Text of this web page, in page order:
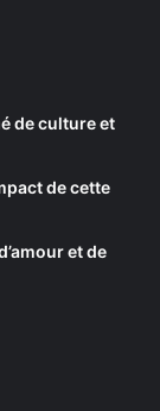
de culture et
de cette
et de